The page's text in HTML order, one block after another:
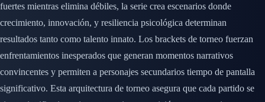
fuertes mientras elimina débiles, la serie crea escenarios donde
crecimiento, innovación, y resiliencia psicológica determinan
resultados tanto como talento innato. Los brackets de torneo fuerzan
enfrentamientos inesperados que generan momentos narrativos
convincentes y permiten a personajes secundarios tiempo de pantalla
significativo. Esta arquitectura de torneo asegura que cada partido se